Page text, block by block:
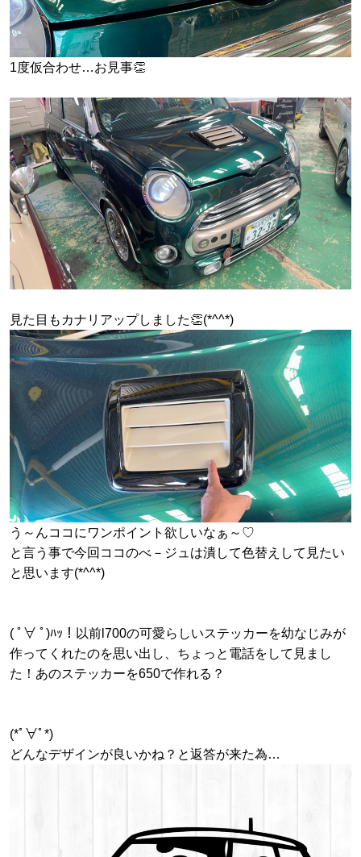
1度仮合わせ…お見事👏
見た目もカナリアップしました👏(*^^*)
う～んココにワンポイント欲しいなぁ～♡
と言う事で今回ココのべ－ジュは潰して色替えして見たい
と思います(*^^*)
( ﾟ∀ ﾟ)ﾊｯ！以前l700の可愛らしいステッカーを幼なじみが
作ってくれたのを思い出し、ちょっと電話をして見まし
た！あのステッカーを650で作れる？
(*ﾟ∀ﾟ*)
どんなデザインが良いかね？と返答が来た為…